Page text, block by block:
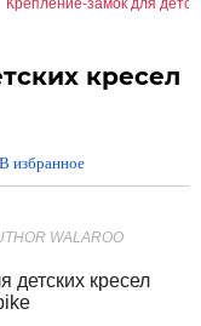
Крепление-замок для
кресел
В избранное
WALAROO